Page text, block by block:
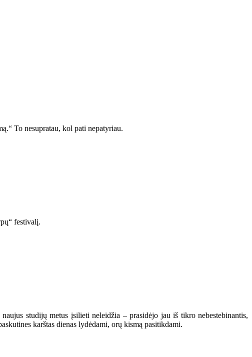
To nesupratau, kol pati nepatyriau.
festivalį.
studijų metus įsilieti neleidžia – prasidėjo jau iš tikro nebestebinantis,
karštas dienas lydėdami, orų kismą pasitikdami.